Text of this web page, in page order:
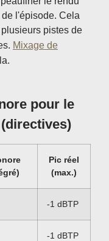
l'épisode. Cela
pistes de
Mixage de
pour le
Pic réel
(max.)
-1 dBTP
-1 dBTP